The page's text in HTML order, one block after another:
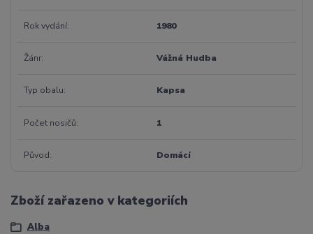
Rok vydání 1980
Žánr Vážná Hudba
Typ obalu Kapsa
Počet nosičů 1
Původ Domácí
Zboží zařazeno v kategoriích
Alba